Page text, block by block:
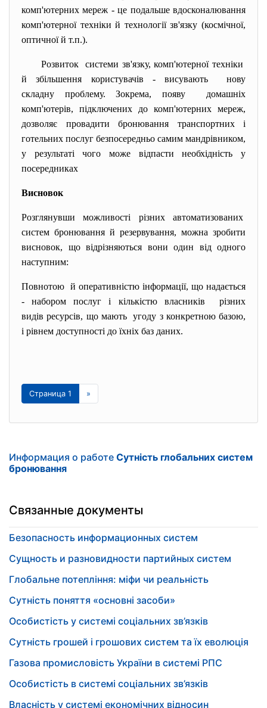
комп'ютерних мереж - це подальше вдосконалювання
комп'ютерної техніки й технології зв'язку (космічної,
оптичної й т.п.).
Розвиток системи зв'язку, комп'ютерної техніки
й збільшення користувачів - висувають нову
складну проблему. Зокрема, появу домашніх
комп'ютерів, підключених до комп'ютерних мереж,
дозволяє провадити бронювання транспортних і
готельних послуг безпосередньо самим мандрівником,
у результаті чого може відпасти необхідність у
посередниках
Висновок
Розглянувши можливості різних автоматизованих
систем бронювання й резервування, можна зробити
висновок, що відрізняються вони один від одного
наступним:
Повнотою й оперативністю інформації, що надається
- набором послуг і кількістю власників різних
видів ресурсів, що мають угоду з конкретною базою,
і рівнем доступності до їхніх баз даних.
Страница 1 »
Информация о работе Cутність глобальних систем
бронювання
Связанные документы
Безопасность информационных систем
Сущность и разновидности партийных систем
Глобальне потепління: міфи чи реальність
Cутність поняття «основні засоби»
Особистість у системі соціальних зв’язків
Сутність грошей і грошових систем та їх еволюція
Газова промисловість України в системі РПС
Особистість в системі соціальних зв’язків
Власність у системі економічних відносин